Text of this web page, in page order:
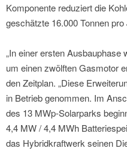
Komponente reduziert die
geschätzte 16.000 Tonnen pro
„In einer ersten
um einen zwölften Gasmotor
den Zeitplan. „Diese
in Betrieb genommen. Im
des 13 MWp-Solarparks
4,4 MW / 4,4 MWh
das Hybridkraftwerk seinen